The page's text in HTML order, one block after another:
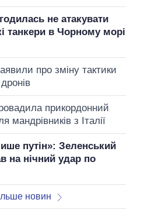
не атакувати
танкери в Чорному морі
про зміну тактики
прикордонний
мандрівників з Італії
путін»: Зеленський
на нічний удар по
новин